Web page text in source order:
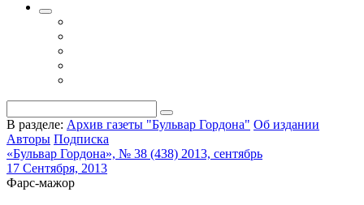
В разделе: Архив газеты "Бульвар Гордона" Об издании
Авторы Подписка
«Бульвар Гордона», № 38 (438) 2013, сентябрь
17 Сентября, 2013
Фарс-мажор